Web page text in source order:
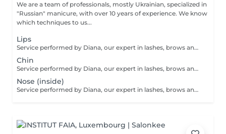
We are a team of professionals, mostly Ukrainian, specialized in
"Russian" manicure, with over 10 years of experience. We know
which techniques to us...
Lips
Service performed by Diana, our expert in lashes, brows and hair removal, with over 10 years of experience, ensuring precision and high-quality results.
Chin
Service performed by Diana, our expert in lashes, brows and hair removal, with over 10 years of experience, ensuring precision and high-quality results.
Nose (inside)
Service performed by Diana, our expert in lashes, brows and hair removal, with over 10 years of experience, ensuring precision and high-quality results.